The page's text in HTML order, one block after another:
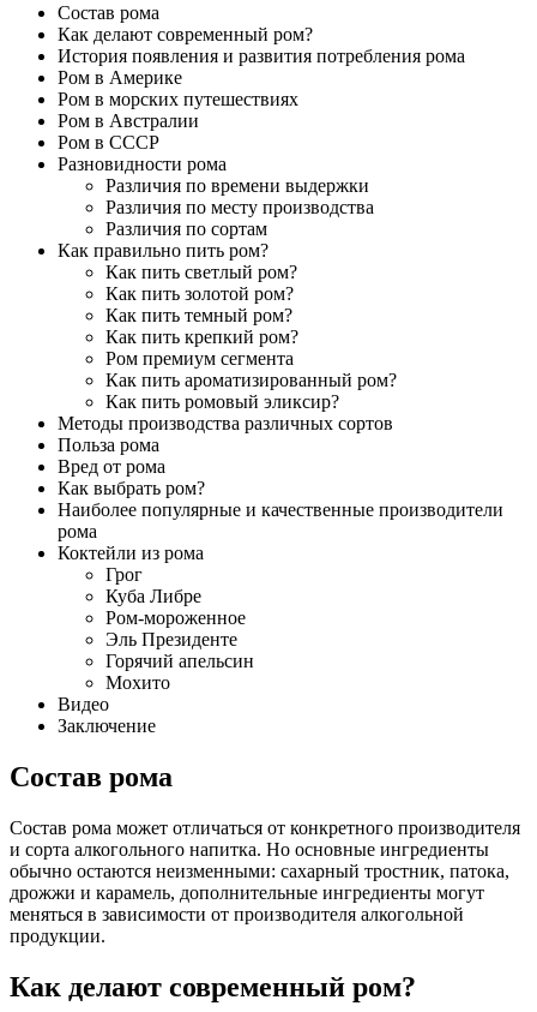
Состав рома
Как делают современный ром?
История появления и развития потребления рома
Ром в Америке
Ром в морских путешествиях
Ром в Австралии
Ром в СССР
Разновидности рома
Различия по времени выдержки
Различия по месту производства
Различия по сортам
Как правильно пить ром?
Как пить светлый ром?
Как пить золотой ром?
Как пить темный ром?
Как пить крепкий ром?
Ром премиум сегмента
Как пить ароматизированный ром?
Как пить ромовый эликсир?
Методы производства различных сортов
Польза рома
Вред от рома
Как выбрать ром?
Наиболее популярные и качественные производители
рома
Коктейли из рома
Грог
Куба Либре
Ром-мороженное
Эль Президенте
Горячий апельсин
Мохито
Видео
Заключение
Состав рома
Состав рома может отличаться от конкретного производителя
и сорта алкогольного напитка. Но основные ингредиенты
обычно остаются неизменными: сахарный тростник, патока,
дрожжи и карамель, дополнительные ингредиенты могут
меняться в зависимости от производителя алкогольной
продукции.
Как делают современный ром?